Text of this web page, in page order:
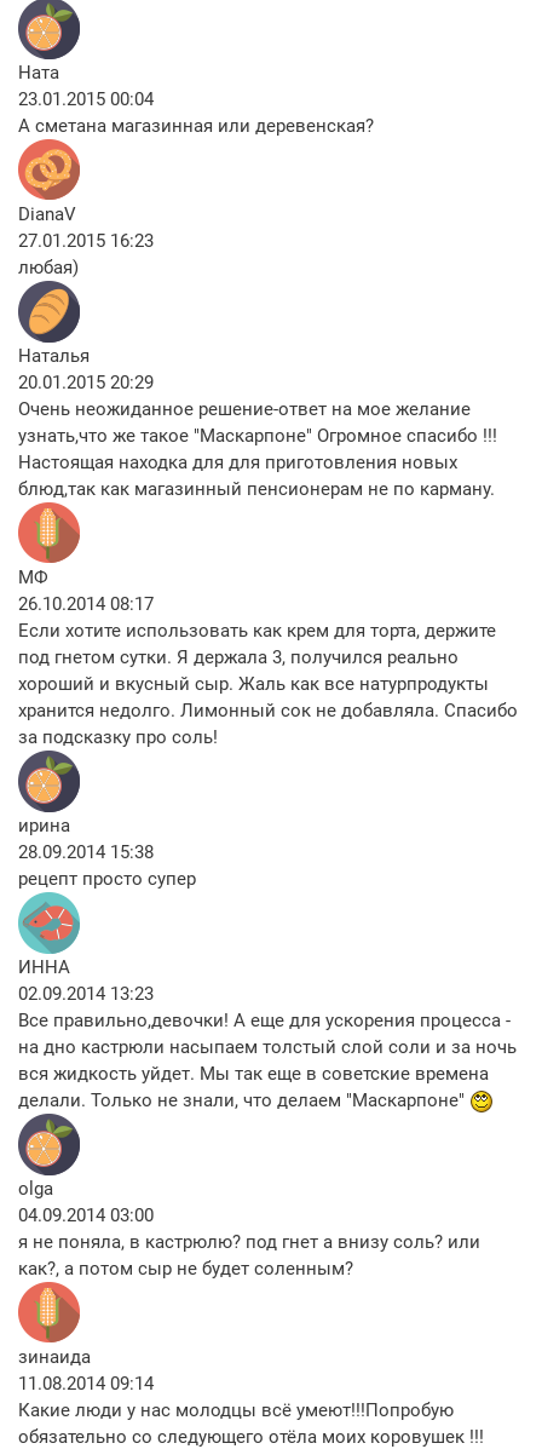
Ната
23.01.2015 00:04
А сметана магазинная или деревенская?
DianaV
27.01.2015 16:23
любая)
Наталья
20.01.2015 20:29
Очень неожиданное решение-ответ на мое желание
узнать,что же такое "Маскарпоне" Огромное спасибо !!!
Настоящая находка для для приготовления новых
блюд,так как магазинный пенсионерам не по карману.
МФ
26.10.2014 08:17
Если хотите использовать как крем для торта, держите
под гнетом сутки. Я держала 3, получился реально
хороший и вкусный сыр. Жаль как все натурпродукты
хранится недолго. Лимонный сок не добавляла. Спасибо
за подсказку про соль!
ирина
28.09.2014 15:38
рецепт просто супер
ИННА
02.09.2014 13:23
Все правильно,девочки! А еще для ускорения процесса -
на дно кастрюли насыпаем толстый слой соли и за ночь
вся жидкость уйдет. Мы так еще в советские времена
делали. Только не знали, что делаем "Маскарпоне"
olga
04.09.2014 03:00
я не поняла, в кастрюлю? под гнет а внизу соль? или
как?, а потом сыр не будет соленным?
зинаида
11.08.2014 09:14
Какие люди у нас молодцы всё умеют!!!Попробую
обязательно со следующего отёла моих коровушек !!!